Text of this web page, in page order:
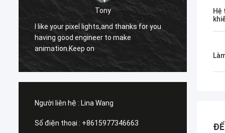
sẽ
Trước khi mua một đôi bốt đầu vuông
tương tự, mùa đông ngoại hình rất cao,
bởi vì phối quá tốt, bây giờ đã sờn, mua
bốt sẽ pha kiểu như vậy, cái này sẽ...
bốt
Người liên hệ : Lina Wang
Số điện thoại : +8615977346663
Hệ